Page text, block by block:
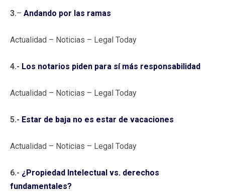
3.– Andando por las ramas
Actualidad – Noticias – Legal Today
4.- Los notarios piden para sí más responsabilidad
Actualidad – Noticias – Legal Today
5.- Estar de baja no es estar de vacaciones
Actualidad – Noticias – Legal Today
6.- ¿Propiedad Intelectual vs. derechos
fundamentales?